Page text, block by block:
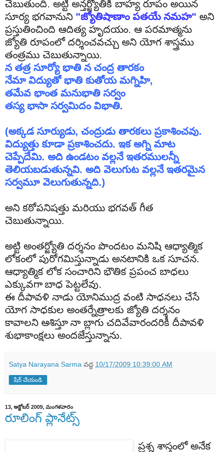
చెబుతుంది. అట్టి అన్తర్జ్యోతికి బాహ్య రూపం అయిన
సూర్య భగవానుని "జ్యోతిషాణాం పతయే నమహ" అని
ప్రస్తుతించింది ఆదిత్య హృదయం. ఆ పరమాత్మను
జ్యోతి రూపంలో దర్శించవచ్చు అని యోగ శాస్త్రము
తంత్రము చెబుతున్నాయి.
న తత్ర సూర్యో భాతి న చంద్ర తారకం
నేమా విద్యుతో భాతి కుతోయ మగ్నిహి,
తమేవ భాంత మనుభాతి సర్వం
తస్య భాసా సర్వమిదం విభాతి.
(అక్కడ సూర్యుడు, చంద్రుడు తారకలు ప్రకాశించవు.
విద్యుత్తు కూడా ప్రకాశించదు. ఇక అగ్ని మాట
చెప్పేదేమి. అది ఉండటం వల్లనే ఇతరములన్నీ
తెలియబడుతున్నవి. అది వెలుగుట వల్లనే ఇతరమైన
సర్వమూ వెలుగుతున్నది.)
అని కఠోపనిషత్తు మరియు భగవత్ గీత
చెబుతున్నాయి.
అట్టి అంతర్జ్యోతి దర్శనం పొందటం మనిషి ఆధ్యాత్మిక
లోకంలో పురోగమిస్తున్నాడు అనటానికి ఒక సూచన.
ఆధ్యాత్మిక లోక సంచారిని భౌతిక ప్రపంచ బాధలు
ఎక్కువగాబాధ పెట్టలేవు.
ఈ దీపావళి నాడు యోనిముద్ర వంటి సాధనలు చేసే
యోగ సాధకుల అంతర్నేత్రాలకు జ్యోతి దర్శనం
కావాలని ఆశిస్తూనా బ్లాగు చదివేవారందరికీ దీపావళి
శుభాకాంక్షలు అందజేస్తున్నాను.
Satya Narayana Sarma వద్ద 10/17/2009 10:39:00 AM
షేర్ చేయండి
13, అక్టోబర్ 2009, మంగళవారం
రూలింగ్ ప్లానేట్స్
ప్రశ్న శాస్త్రంలో అనేక